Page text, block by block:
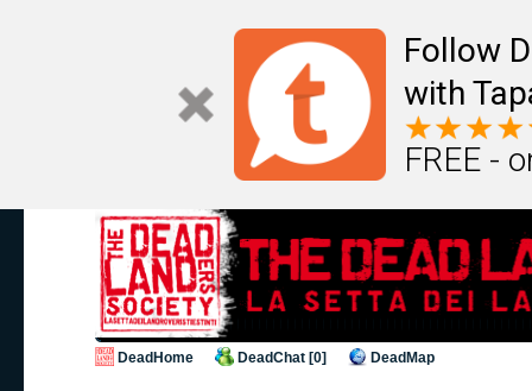
Follow
with
FREE -
DeadHome DeadChat [0] DeadMap